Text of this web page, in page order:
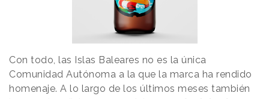
Con todo, las Islas Baleares no es la única
Comunidad Autónoma a la que la marca ha rendido
homenaje. A lo largo de los últimos meses también